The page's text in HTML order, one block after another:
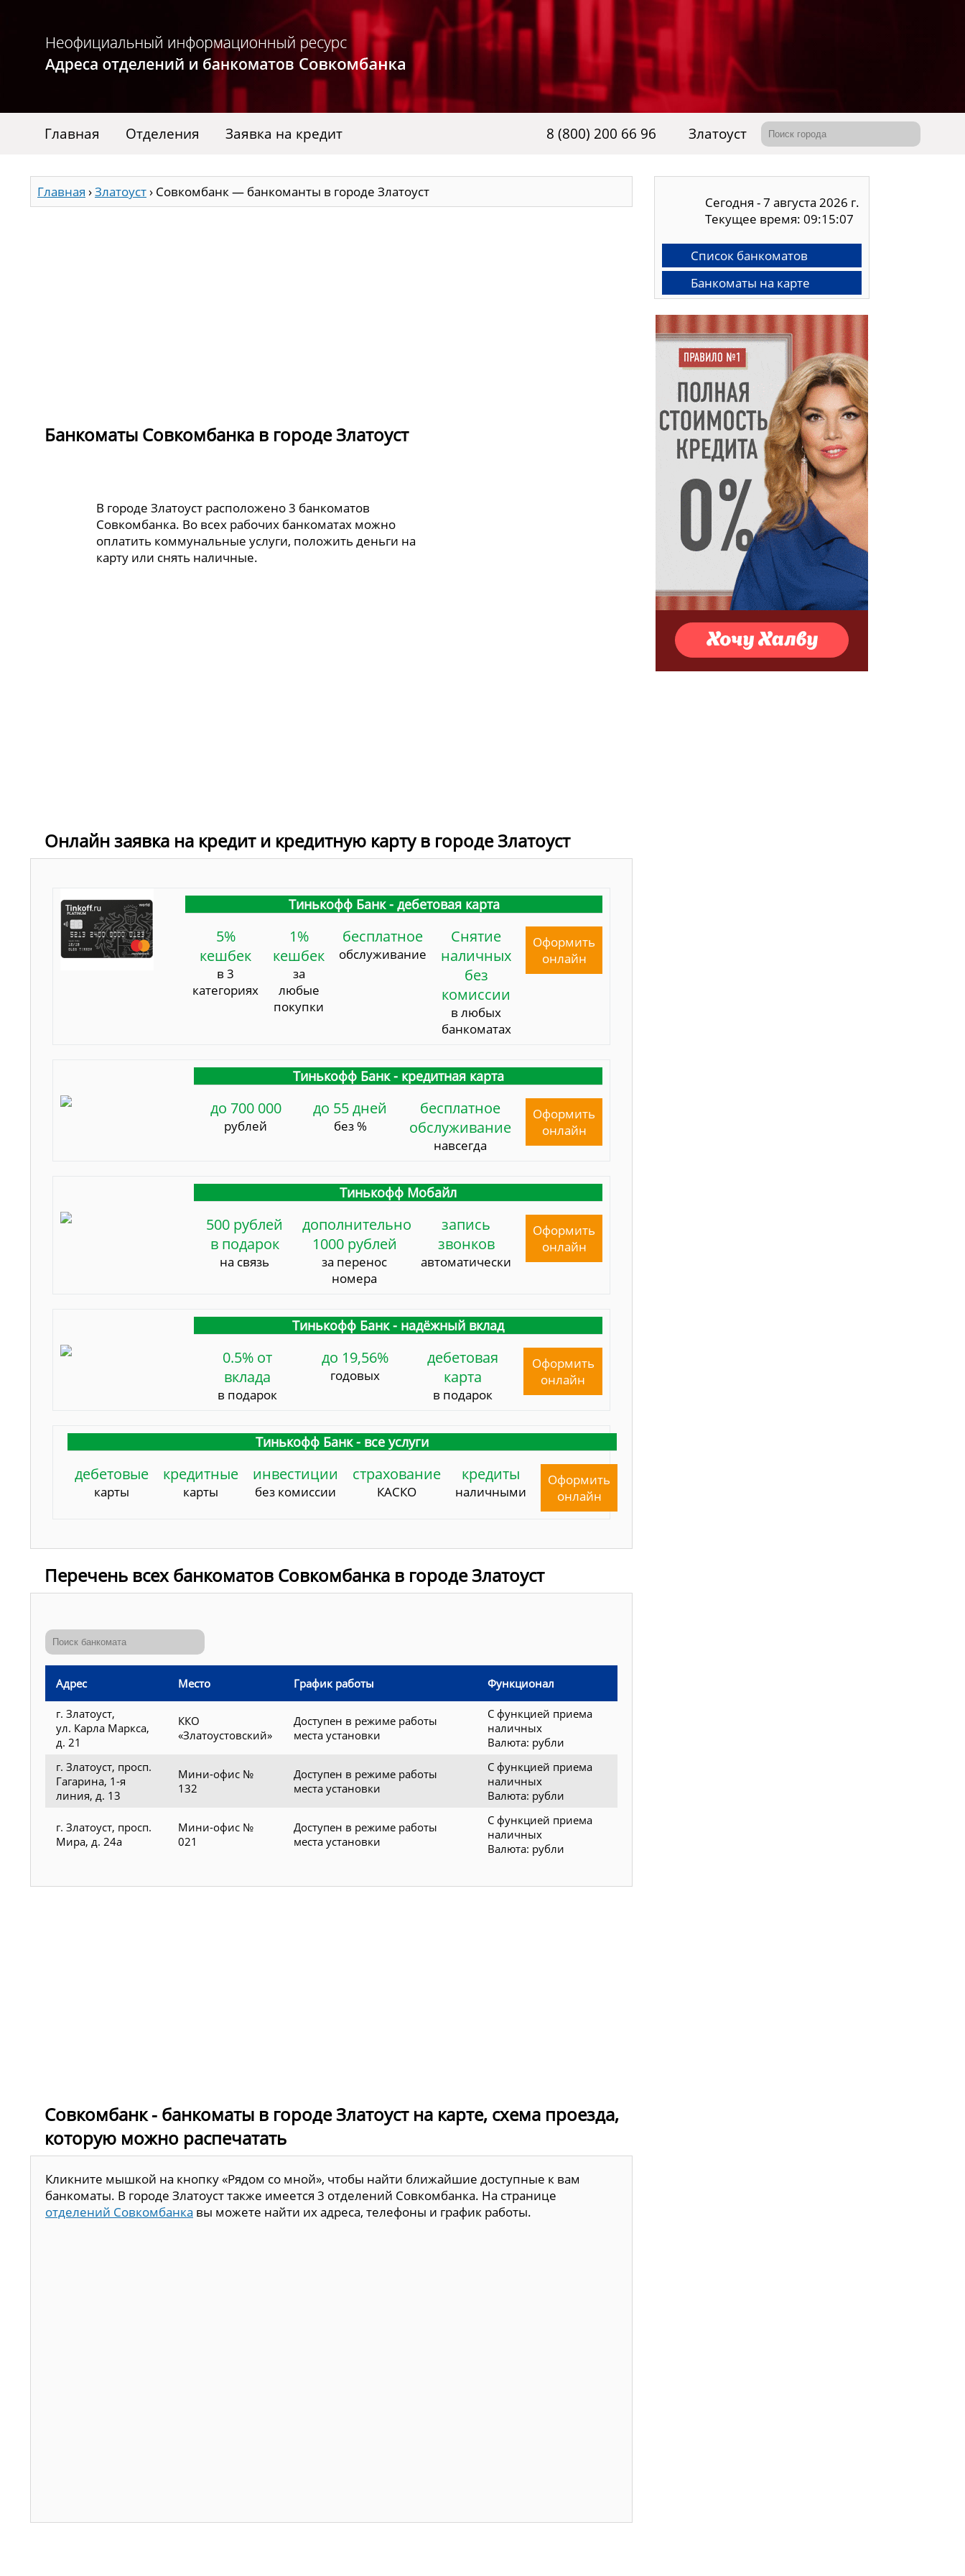
Главная Отделения Заявка на кредит 8 (800) 200 66 96 Златоуст
Главная ›Златоуст› Совкомбанк — банкоманты в городе Златоуст
Банкоматы Совкомбанка в городе Златоуст
В городе Златоуст расположено 3 банкоматов
Совкомбанка. Во всех рабочих банкоматах можно
оплатить коммунальные услуги, положить деньги на
карту или снять наличные.
Онлайн заявка на кредит и кредитную карту в городе Златоуст
Тинькофф Банк - дебетовая карта
5%
кешбек
в 3
категориях
1%
кешбек
за
любые
покупки
бесплатное
обслуживание
Снятие
наличных
без
комиссии
в любых
банкоматах
Оформить
онлайн
Тинькофф Банк - кредитная карта
до 700 000
рублей
до 55 дней
без %
бесплатное
обслуживание
навсегда
Оформить
онлайн
Тинькофф Мобайл
500 рублей
в подарок
на связь
дополнительно
1000 рублей
за перенос
номера
запись
звонков
автоматически
Оформить
онлайн
Тинькофф Банк - надёжный вклад
0.5% от
вклада
в подарок
до 19,56%
годовых
дебетовая
карта
в подарок
Оформить
онлайн
Тинькофф Банк - все услуги
дебетовые
карты
кредитные
карты
инвестиции
без комиссии
страхование
КАСКО
кредиты
наличными
Оформить
онлайн
Перечень всех банкоматов Совкомбанка в городе Златоуст
Адрес Место График работы Функционал
г. Златоуст,
ул. Карла Маркса,
д. 21
ККО
«Златоустовский»
Доступен в режиме работы
места установки
С функцией приема
наличных
Валюта: рубли
г. Златоуст, просп.
Гагарина, 1-я
линия, д. 13
Мини-офис №
132
Доступен в режиме работы
места установки
С функцией приема
наличных
Валюта: рубли
г. Златоуст, просп.
Мира, д. 24а
Мини-офис №
021
Доступен в режиме работы
места установки
С функцией приема
наличных
Валюта: рубли
Совкомбанк - банкоматы в городе Златоуст на карте, схема проезда,
которую можно распечатать
Кликните мышкой на кнопку «Рядом со мной», чтобы найти ближайшие доступные к вам
банкоматы. В городе Златоуст также имеется 3 отделений Совкомбанка. На странице
отделений Совкомбанка вы можете найти их адреса, телефоны и график работы.
Сегодня - 7 августа 2026 г.
Текущее время: 09:15:07
Список банкоматов
Банкоматы на карте